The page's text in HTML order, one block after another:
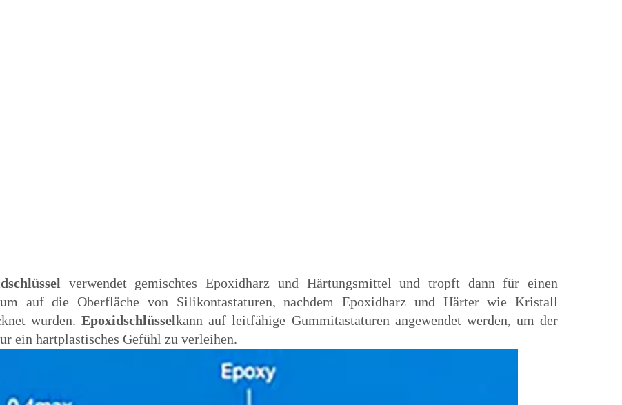
verwendet gemischtes Epoxidharz und Härtungsmittel und tropft dann für einen
auf die Oberfläche von Silikontastaturen, nachdem Epoxidharz und Härter wie Kristall
wurden. Epoxidschlüsselkann auf leitfähige Gummitastaturen angewendet werden, um der
ein hartplastisches Gefühl zu verleihen.